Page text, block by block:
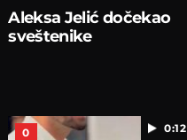
Aleksa Jelić dočekao
sveštenike
0:12
0